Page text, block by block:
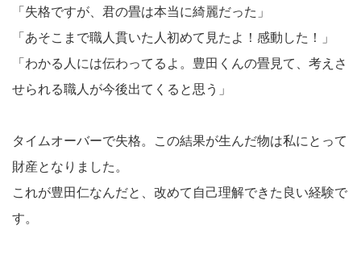
「失格ですが、君の畳は本当に綺麗だった」
「あそこまで職人貫いた人初めて見たよ！感動した！」
「わかる人には伝わってるよ。豊田くんの畳見て、考えさ
せられる職人が今後出てくると思う」
タイムオーバーで失格。この結果が生んだ物は私にとって
財産となりました。
これが豊田仁なんだと、改めて自己理解できた良い経験で
す。